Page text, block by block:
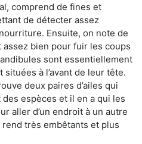
comprend de fines et
de détecter assez
Ensuite, on note de
bien pour fuir les coups
sont essentiellement
à l’avant de leur tête.
deux paires d’ailes qui
espèces et il en a qui les
aller d’un endroit à un autre
très embêtants et plus